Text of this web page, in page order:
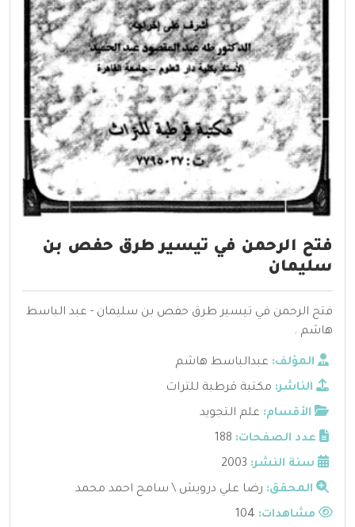
فتح الرحمن في تيسير طرق حفص بن
سليمان
فتح الرحمن في تيسير طرق حفص بن سليمان - عبد الباسط
هاشم .
المؤلف: عبدالباسط هاشم
الناشر: مكتبة قرطبة للتراث
الأقسام: علم التجويد
عدد الصفحات: 188
سنة النشر: 2003
المحقق: رضا علي درويش \ سامح احمد محمد
مشاهدات: